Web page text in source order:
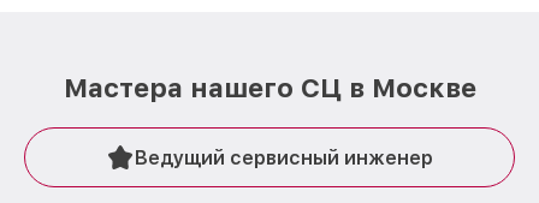
Мастера нашего СЦ в Москве
Ведущий сервисный инженер